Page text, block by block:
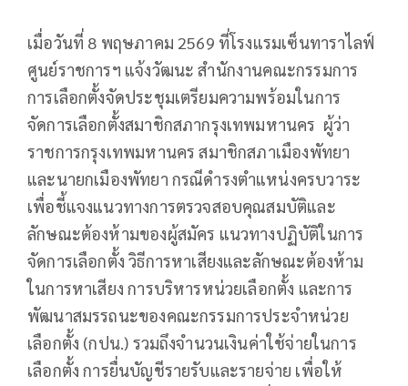
เมื่อวันที่ 8 พฤษภาคม 2569 ที่โรงแรมเซ็นทาราไลฟ์
ศูนย์ราชการฯ แจ้งวัฒนะ สำนักงานคณะกรรมการ
การเลือกตั้งจัดประชุมเตรียมความพร้อมในการ
จัดการเลือกตั้งสมาชิกสภากรุงเทพมหานคร ผู้ว่า
ราชการกรุงเทพมหานคร สมาชิกสภาเมืองพัทยา
และนายกเมืองพัทยา กรณีดำรงตำแหน่งครบวาระ
เพื่อชี้แจงแนวทางการตรวจสอบคุณสมบัติและ
ลักษณะต้องห้ามของผู้สมัคร แนวทางปฏิบัติในการ
จัดการเลือกตั้ง วิธีการหาเสียงและลักษณะต้องห้าม
ในการหาเสียง การบริหารหน่วยเลือกตั้ง และการ
พัฒนาสมรรถนะของคณะกรรมการประจำหน่วย
เลือกตั้ง (กปน.) รวมถึงจำนวนเงินค่าใช้จ่ายในการ
เลือกตั้ง การยื่นบัญชีรายรับและรายจ่าย เพื่อให้